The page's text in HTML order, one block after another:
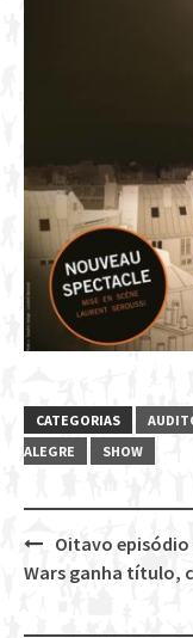
CATEGORIAS
ALEGRE
SHOW
Post
Oitavo episódio
Wars ganha título,